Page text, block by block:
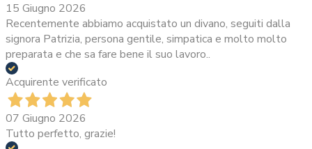
15 Giugno 2026
Recentemente abbiamo acquistato un divano, seguiti dalla
signora Patrizia, persona gentile, simpatica e molto molto
preparata e che sa fare bene il suo lavoro..
Acquirente verificato
07 Giugno 2026
Tutto perfetto, grazie!